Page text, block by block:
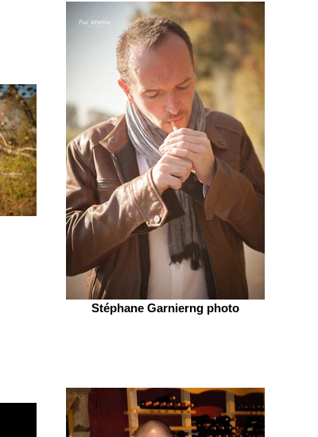
Stéphane Garnierng photo